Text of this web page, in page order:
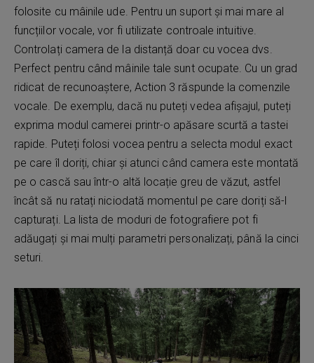
folosite cu mâinile ude. Pentru un suport și mai mare al
funcțiilor vocale, vor fi utilizate controale intuitive.
Controlați camera de la distanță doar cu vocea dvs.
Perfect pentru când mâinile tale sunt ocupate. Cu un grad
ridicat de recunoaștere, Action 3 răspunde la comenzile
vocale. De exemplu, dacă nu puteți vedea afișajul, puteți
exprima modul camerei printr-o apăsare scurtă a tastei
rapide. Puteți folosi vocea pentru a selecta modul exact
pe care îl doriți, chiar și atunci când camera este montată
pe o cască sau într-o altă locație greu de văzut, astfel
încât să nu ratați niciodată momentul pe care doriți să-l
capturați. La lista de moduri de fotografiere pot fi
adăugați și mai mulți parametri personalizați, până la cinci
seturi.